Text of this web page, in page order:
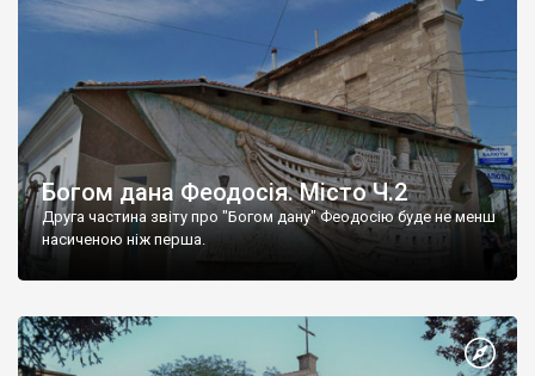
Богом дана Феодосія. Місто Ч.2
Друга частина звіту про "Богом дану" Феодосію буде не менш
насиченою ніж перша.